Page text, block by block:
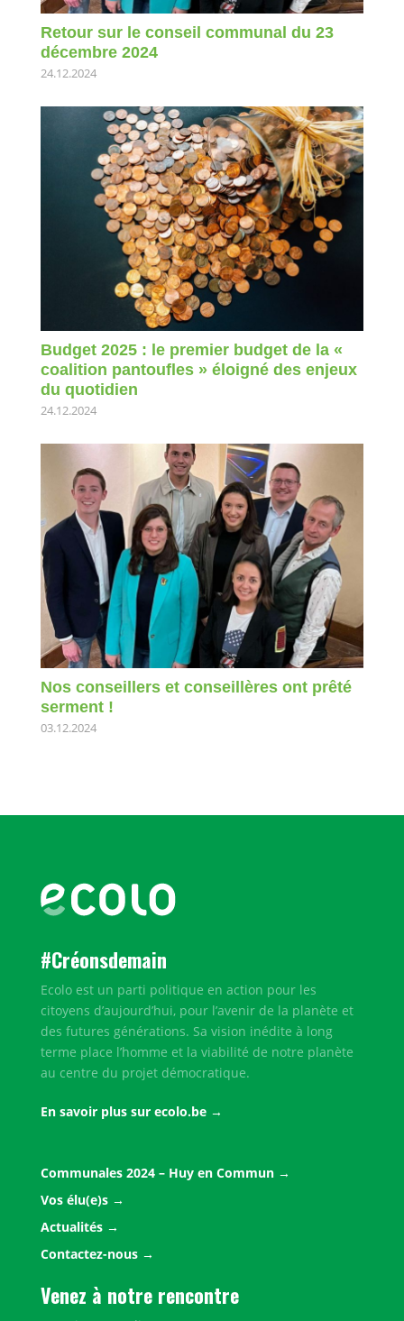
Retour sur le conseil communal du 23
décembre 2024
24.12.2024
Budget 2025 : le premier budget de la «
coalition pantoufles » éloigné des enjeux
du quotidien
24.12.2024
Nos conseillers et conseillères ont prêté
serment !
03.12.2024
#Créonsdemain
Ecolo est un parti politique en action pour les
citoyens d’aujourd’hui, pour l’avenir de la planète et
des futures générations. Sa vision inédite à long
terme place l’homme et la viabilité de notre planète
au centre du projet démocratique.
En savoir plus sur ecolo.be
Communales 2024 – Huy en Commun
Vos élu(e)s
Actualités
Contactez-nous
Venez à notre rencontre